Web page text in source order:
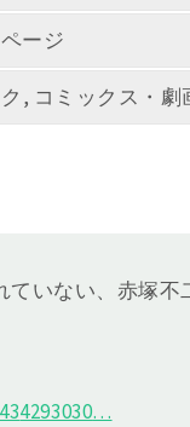
ージ
, コミックス・劇
ていない、赤塚不
4293030…